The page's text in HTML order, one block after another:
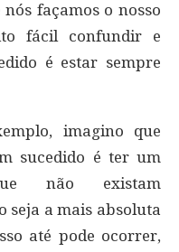
façamos o nosso
fácil confundir e
é estar sempre
imagino que
sucedido é ter um
não existam
seja a mais absoluta
até pode ocorrer,